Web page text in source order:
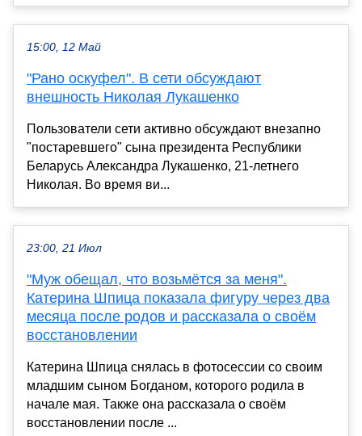
15:00, 12 Май
"Рано оскуфел". В сети обсуждают
внешность Николая Лукашенко
Пользователи сети активно обсуждают внезапно
"постаревшего" сына президента Республики
Беларусь Александра Лукашенко, 21-летнего
Николая. Во время ви...
23:00, 21 Июл
"Муж обещал, что возьмётся за меня".
Катерина Шпица показала фигуру через два
месяца после родов и рассказала о своём
восстановлении
Катерина Шпица снялась в фотосессии со своим
младшим сыном Богданом, которого родила в
начале мая. Также она рассказала о своём
восстановлении после ...